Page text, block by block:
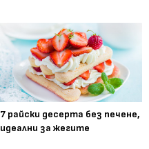
7 райски десерта без печене,
идеални за жегите